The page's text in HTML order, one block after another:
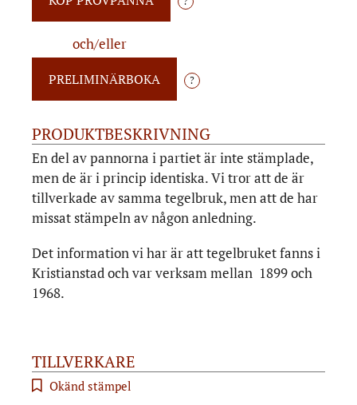
och/eller
?
PRODUKTBESKRIVNING
En del av pannorna i partiet är inte stämplade,
men de är i princip identiska. Vi tror att de är
tillverkade av samma tegelbruk, men att de har
missat stämpeln av någon anledning.
Det information vi har är att tegelbruket fanns i
Kristianstad och var verksam mellan 1899 och
1968.
TILLVERKARE
Okänd stämpel